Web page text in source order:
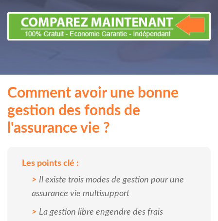
Comment avoir une bonne
gestion des fonds de
l'assurance vie ?
Les points clé :
Il existe trois modes de gestion pour une
assurance vie multisupport
La gestion libre engendre des frais